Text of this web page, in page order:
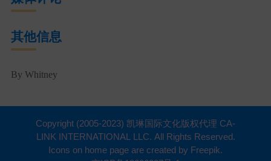
其他信息
By Whitney
Copyright (2005-2023) 凯琳国际文化版权代理 CA-
LINK INTERNATIONAL LLC. All Rights Reserved.
Icons on home page are created by Freepik.